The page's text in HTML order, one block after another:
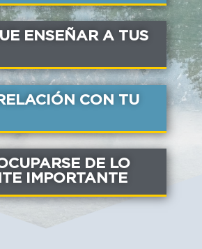
ENSEÑAR A TUS
CON TU
DE LO
IMPORTANTE